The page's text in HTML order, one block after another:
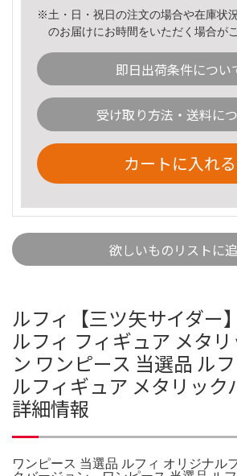
※土・日・祝日の注文の場合や在庫状
のお届けにお時間をいただく場合が
即日出荷条件につい
受け取り方法・送料に
カートに入れる
欲しいものリストに
ルフィ【三ツ矢サイダー
ルフィ フィギュア メタ
ン ワンピース 当選品 ル
ルフィギュア メタリック
詳細情報
ワンピース 当選品 ルフィ オリジナル